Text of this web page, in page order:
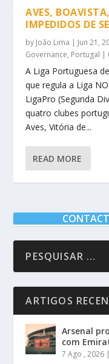
AVES,
IMPEDIDOS DE
by João Lima | Jun 21,
Governance, Portugal |
A Liga Portuguesa
que regula a Liga
LigaPro (Segunda
quatro clubes
Aves, Vitória de...
READ MORE
ARTIGOS
Arsenal
com
7 Ago , 2026 |